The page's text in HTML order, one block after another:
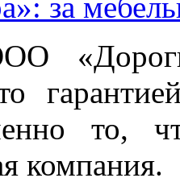
то,
компания.